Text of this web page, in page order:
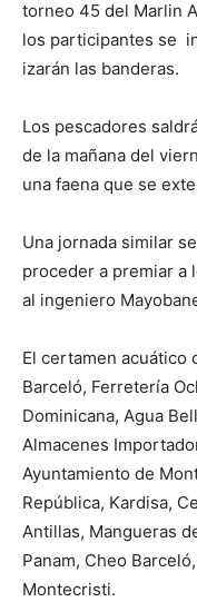
torneo 45 del Marlin
los participantes se
izarán las banderas.
Los pescadores
de la mañana del
una faena que se
Una jornada similar
proceder a premiar a
al ingeniero
El certamen acuático
Barceló, Ferretería
Dominicana, Agua
Almacenes
Ayuntamiento de
República, Kardisa,
Antillas, Mangueras
Panam, Cheo
Montecristi.